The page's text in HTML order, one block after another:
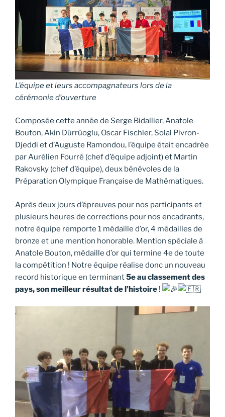
L’équipe et leurs accompagnateurs lors de la
cérémonie d’ouverture
Composée cette année de Serge Bidallier, Anatole
Bouton, Akin Dürrüoglu, Oscar Fischler, Solal Pivron-
Djeddi et d’Auguste Ramondou, l’équipe était encadrée
par Aurélien Fourré (chef d’équipe adjoint) et Martin
Rakovsky (chef d’équipe), deux bénévoles de la
Préparation Olympique Française de Mathématiques.
Après deux jours d’épreuves pour nos participants et
plusieurs heures de corrections pour nos encadrants,
notre équipe remporte 1 médaille d’or, 4 médailles de
bronze et une mention honorable. Mention spéciale à
Anatole Bouton, médaille d’or qui termine 4e de toute
la compétition ! Notre équipe réalise donc un nouveau
record historique en terminant5e au classement des
pays, son meilleur résultat de l’histoire !